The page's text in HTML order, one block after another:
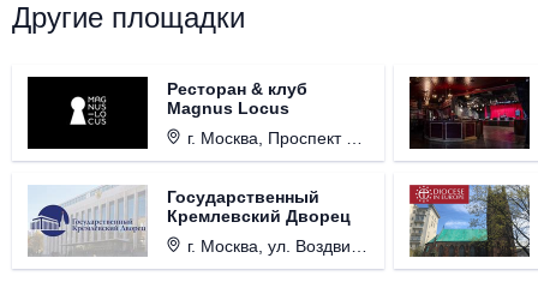
Другие площадки
Ресторан & клуб
Magnus Locus
г. Москва, Проспект Мира, д. 12, стр. 9.
Государственный
Кремлевский Дворец
г. Москва, ул. Воздвиженка, д. 1, Кремль.